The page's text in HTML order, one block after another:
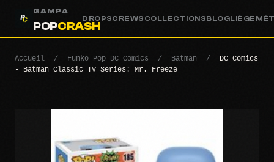
GAMPA
POPCRASH
DROPSCREWS COLLECTIONSBLOGLIÈGE
Accueil / Funko Pop DC Comics / Batman /
DC Comics
- Batman Classic TV Series: Mr. Freeze